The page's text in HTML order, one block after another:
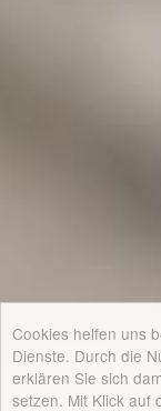
Cookies helfen uns
Dienste. Durch die
erklären Sie sich
setzen. Mit Klick auf